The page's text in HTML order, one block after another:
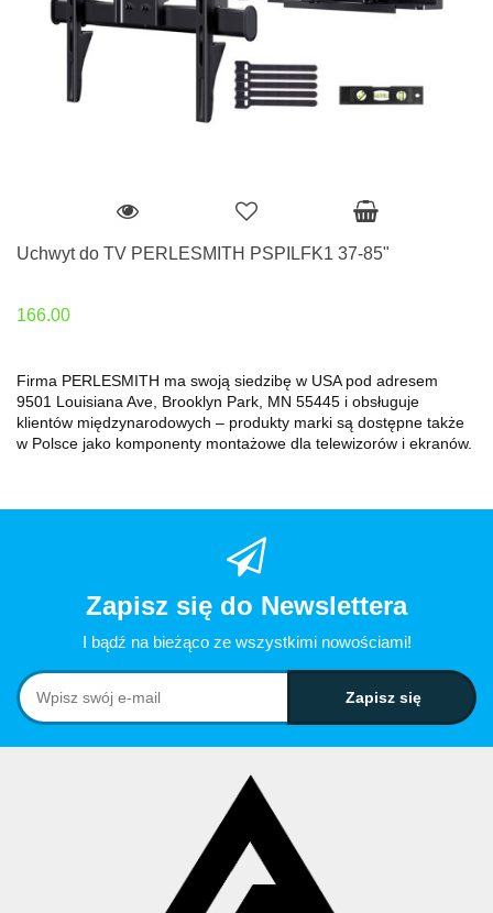
Uchwyt do TV PERLESMITH PSPILFK1 37-85"
166.00
Firma PERLESMITH ma swoją siedzibę w USA pod adresem
9501 Louisiana Ave, Brooklyn Park, MN 55445 i obsługuje
klientów międzynarodowych – produkty marki są dostępne także
w Polsce jako komponenty montażowe dla telewizorów i ekranów.
Zapisz się do Newslettera
I bądź na bieżąco ze wszystkimi nowościami!